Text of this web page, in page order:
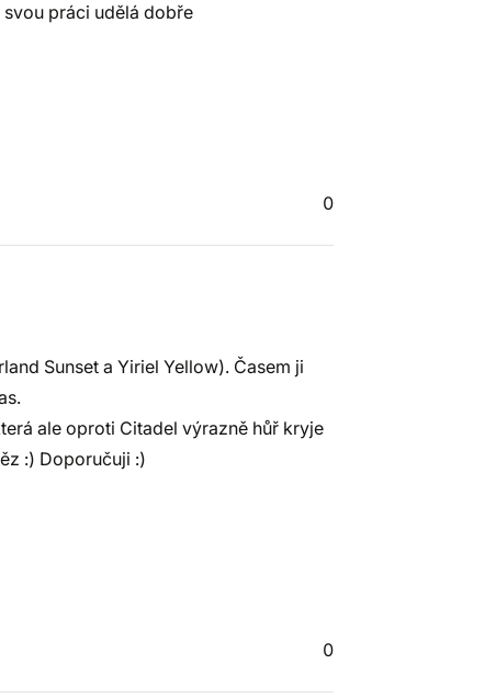
práci udělá dobře
0
Sunset a Yiriel Yellow). Časem ji
ale oproti Citadel výrazně hůř kryje
:) Doporučuji :)
0